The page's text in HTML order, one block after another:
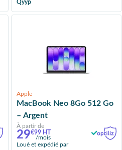
Qyyp
Apple
MacBook Neo 8Go 512 Go
– Argent
À partir de
29€99 HT
/mois
Loué et expédié par